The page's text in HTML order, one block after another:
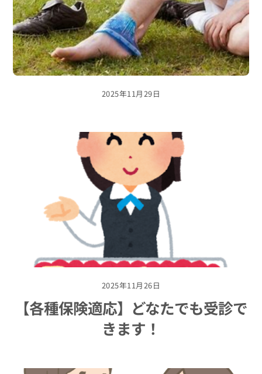
2025年11月29日
2025年11月26日
【各種保険適応】どなたでも受診で
きます！